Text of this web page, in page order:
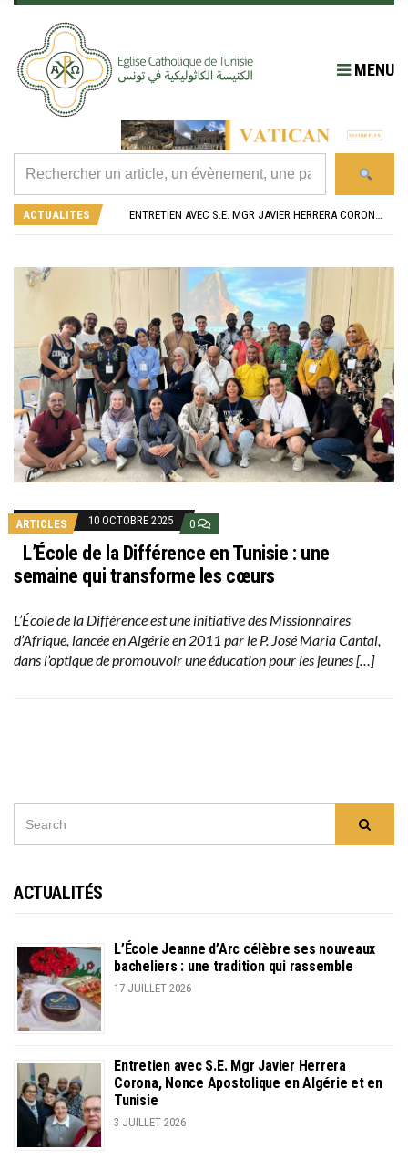
MENU
ACTUALITES
L’ÉCOLE JEANNE D’ARC CÉLÈBRE SES NOUVEAUX BACHELIERS : UNE TRADITION QUI RASSEMBLE
ENTRETIEN AVEC S.E. MGR JAVIER HERRERA CORONA, NONCE APOSTOLIQUE EN ALGÉRIE ET EN TUNISIE
ARTICLES 10 OCTOBRE 2025 0
L’École de la Différence en Tunisie : une
semaine qui transforme les cœurs
L’École de la Différence est une initiative des Missionnaires
d’Afrique, lancée en Algérie en 2011 par le P. José Maria Cantal,
dans l’optique de promouvoir une éducation pour les jeunes […]
ACTUALITÉS
L’École Jeanne d’Arc célèbre ses nouveaux
bacheliers : une tradition qui rassemble
17 JUILLET 2026
Entretien avec S.E. Mgr Javier Herrera
Corona, Nonce Apostolique en Algérie et en
Tunisie
3 JUILLET 2026